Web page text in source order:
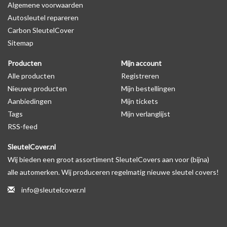
Levering
Voor 16:00 besteld = Dezelfde dag verzonden
Verzending naar België: 1/3 werkdagen
Merk: SleutelCover
Geschikt voor: Kia
Gewicht: 20g
Materiaal: Siliconen
Geschikt voor o.a. de volgende modellen:
* Afhankelijk van het bouwjaar
* Controleer
altijd alsnog eerst uw model sleutel met het
Algemene voorwaarden
Autosleutel repareren
Carbon SleutelCover
Sitemap
Producten
Alle producten
Nieuwe producten
Aanbiedingen
Tags
RSS-feed
Mijn account
Registreren
Mijn bestellingen
Mijn tickets
Mijn verlanglijst
SleutelCover.nl
Wij bieden een groot assortiment SleutelCovers aan voor (bijna)
alle automerken. Wij produceren regelmatig nieuwe sleutel covers!
info@sleutelcover.nl